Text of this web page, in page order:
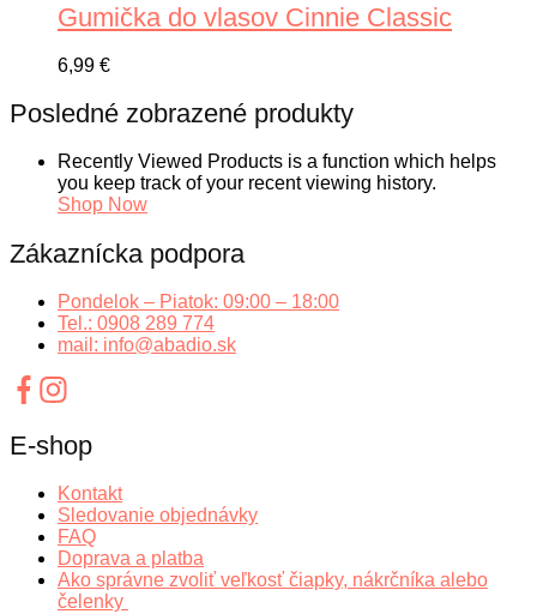
Gumička do vlasov Cinnie Classic
6,99 €
Posledné zobrazené produkty
Recently Viewed Products is a function which helps
you keep track of your recent viewing history.
Shop Now
Zákaznícka podpora
Pondelok – Piatok: 09:00 – 18:00
Tel.: 0908 289 774
mail: info@abadio.sk
E-shop
Kontakt
Sledovanie objednávky
FAQ
Doprava a platba
Ako správne zvoliť veľkosť čiapky, nákrčníka alebo
čelenky